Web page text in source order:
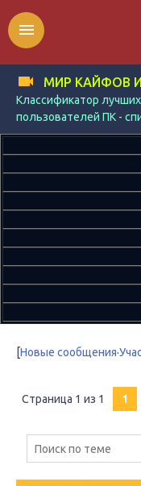
МИР КАЙФОВ
Классификатор
пользователей ПК -
menu
[Новые сообщения·
Страница 1 из 1 1